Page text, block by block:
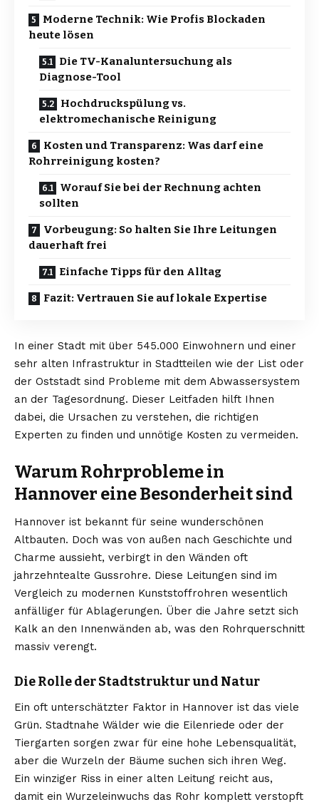
Moderne Technik: Wie Profis Blockaden
heute lösen
Die TV-Kanaluntersuchung als
Diagnose-Tool
Hochdruckspülung vs.
elektromechanische Reinigung
Kosten und Transparenz: Was darf eine
Rohrreinigung kosten?
Worauf Sie bei der Rechnung achten
sollten
Vorbeugung: So halten Sie Ihre Leitungen
dauerhaft frei
Einfache Tipps für den Alltag
Fazit: Vertrauen Sie auf lokale Expertise
In einer Stadt mit über 545.000 Einwohnern und einer
sehr alten Infrastruktur in Stadtteilen wie der List oder
der Oststadt sind Probleme mit dem Abwassersystem
an der Tagesordnung. Dieser Leitfaden hilft Ihnen
dabei, die Ursachen zu verstehen, die richtigen
Experten zu finden und unnötige Kosten zu vermeiden.
Warum Rohrprobleme in
Hannover eine Besonderheit sind
Hannover ist bekannt für seine wunderschönen
Altbauten. Doch was von außen nach Geschichte und
Charme aussieht, verbirgt in den Wänden oft
jahrzehntealte Gussrohre. Diese Leitungen sind im
Vergleich zu modernen Kunststoffrohren wesentlich
anfälliger für Ablagerungen. Über die Jahre setzt sich
Kalk an den Innenwänden ab, was den Rohrquerschnitt
massiv verengt.
Die Rolle der Stadtstruktur und Natur
Ein oft unterschätzter Faktor in Hannover ist das viele
Grün. Stadtnahe Wälder wie die Eilenriede oder der
Tiergarten sorgen zwar für eine hohe Lebensqualität,
aber die Wurzeln der Bäume suchen sich ihren Weg.
Ein winziger Riss in einer alten Leitung reicht aus,
damit ein Wurzeleinwuchs das Rohr komplett verstopft